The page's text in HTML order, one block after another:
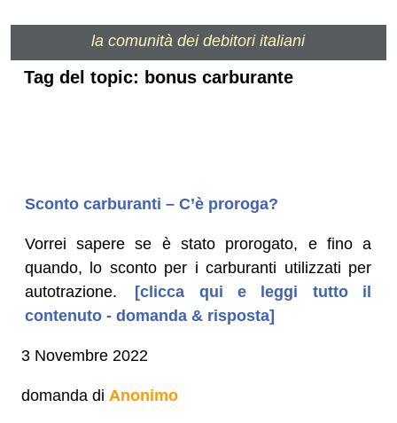
la comunità dei debitori italiani
Tag del topic: bonus carburante
Sconto carburanti – C’è proroga?
Vorrei sapere se è stato prorogato, e fino a
quando, lo sconto per i carburanti utilizzati per
autotrazione.
[clicca qui e leggi tutto il
contenuto - domanda & risposta]
3 Novembre 2022
domanda di Anonimo